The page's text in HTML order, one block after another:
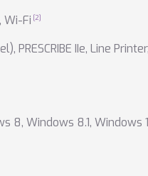
Wi-Fi
, PRESCRIBE IIe, Line Printer,
8, Windows 8.1, Windows